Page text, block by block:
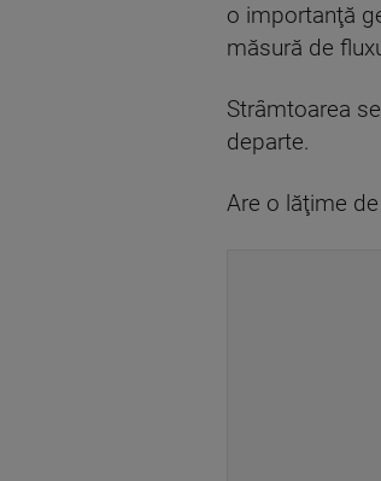
o importanţă
măsură de
Strâmtoarea
departe.
Are o lăţime